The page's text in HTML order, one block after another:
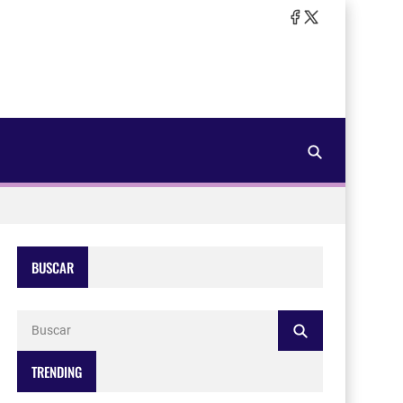
BUSCAR
TRENDING